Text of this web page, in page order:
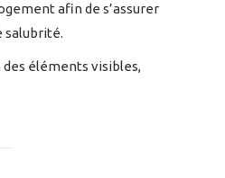
afin de s’assurer
salubrité.
éléments visibles,